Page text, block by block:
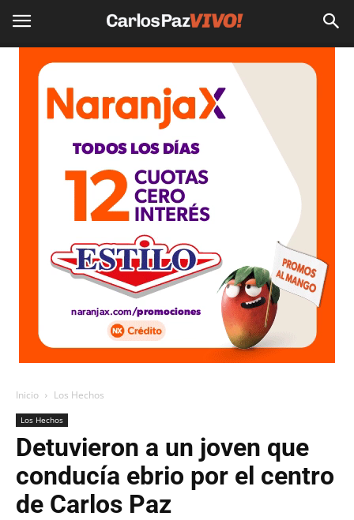
Inicio Los Hechos
Los Hechos
Detuvieron a un joven que
conducía ebrio por el centro
de Carlos Paz